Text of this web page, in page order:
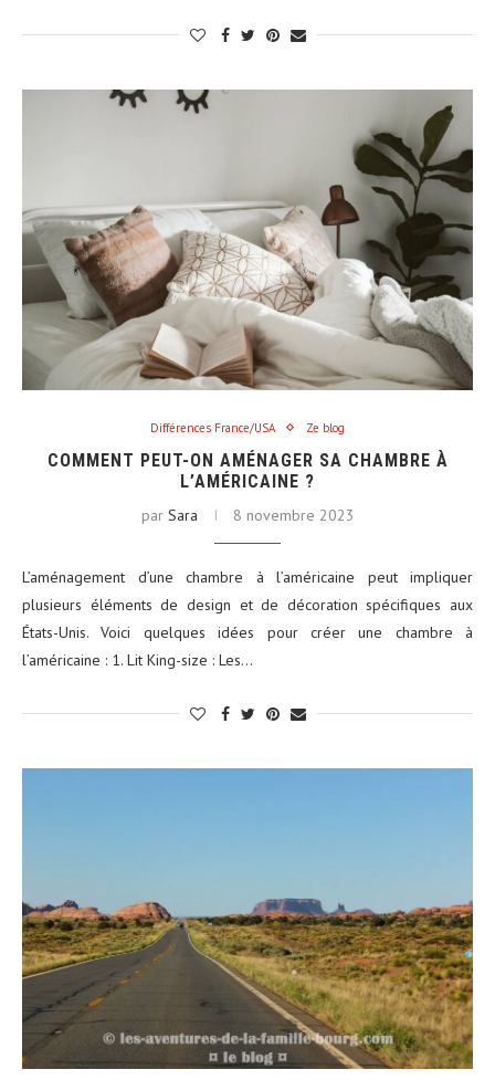
Différences France/USA Ze blog
COMMENT PEUT-ON AMÉNAGER SA CHAMBRE À
L’AMÉRICAINE ?
par Sara 8 novembre 2023
L’aménagement d’une chambre à l’américaine peut impliquer
plusieurs éléments de design et de décoration spécifiques aux
États-Unis. Voici quelques idées pour créer une chambre à
l’américaine : 1. Lit King-size : Les…